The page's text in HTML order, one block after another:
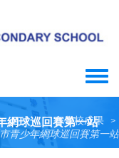
Toggle
menu
網球巡回賽第一站
學校成果 >
青少年網球巡回賽第一站